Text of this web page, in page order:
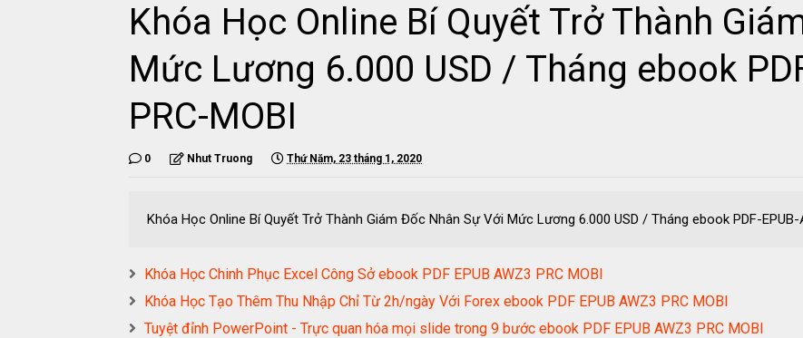
Khóa Học Online Bí Quyết Trở Thành
Mức Lương 6.000 USD / Tháng ebook
PRC-MOBI
0 Nhut Truong Thứ Năm, 23 tháng 1, 2020
Khóa Học Online Bí Quyết Trở Thành Giám Đốc Nhân Sự Với Mức Lương 6.000 USD / Tháng ebook PDF-EPUB-
Khóa Học Chinh Phục Excel Công Sở ebook PDF EPUB AWZ3 PRC MOBI
Khóa Học Tạo Thêm Thu Nhập Chỉ Từ 2h/ngày Với Forex ebook PDF EPUB AWZ3 PRC MOBI
Tuyệt đỉnh PowerPoint - Trực quan hóa mọi slide trong 9 bước ebook PDF EPUB AWZ3 PRC MOBI